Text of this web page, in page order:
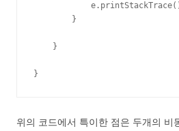
        }
    }
}
위의 코드에서 특이한 점은 두개의 비